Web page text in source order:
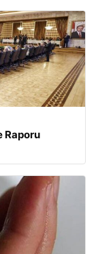
Raporu